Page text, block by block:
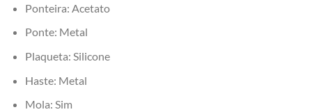
Ponteira: Acetato
Ponte: Metal
Plaqueta: Silicone
Haste: Metal
Mola: Sim